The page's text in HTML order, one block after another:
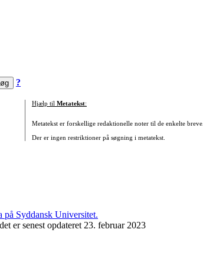
?
Hjælp til Metatekst:
Metatekst er forskellige redaktionelle noter til de enkelte breve.
Der er ingen restriktioner på søgning i metatekst.
er senest opdateret 23. februar 2023